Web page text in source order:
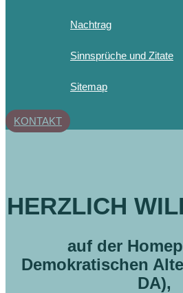
Nachtrag
Sinnsprüche und Zitate
Sitemap
KONTAKT
HERZLICH
auf der
Demokratischen
DA),